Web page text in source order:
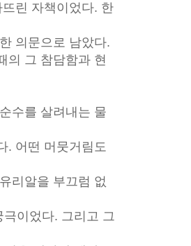
린 자책이었다. 한
의문으로 남았다.
의 그 참담함과 현
수를 살려내는 물
. 어떤 머뭇거림도
리알을 부끄럼 없
이었다. 그리고 그